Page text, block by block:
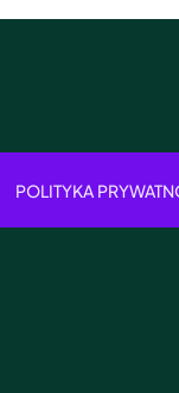
POLITYKA